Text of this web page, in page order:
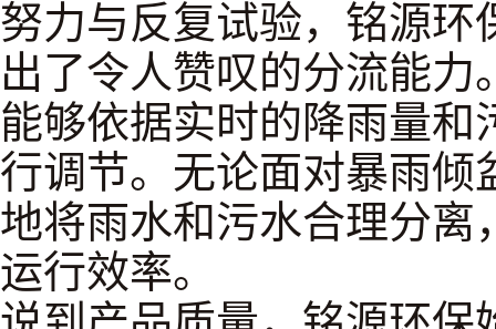
努力与反复试验，铭源
出了令人赞叹的分流能力
能够依据实时的降雨量
行调节。无论面对暴雨
地将雨水和污水合理分
运行效率。